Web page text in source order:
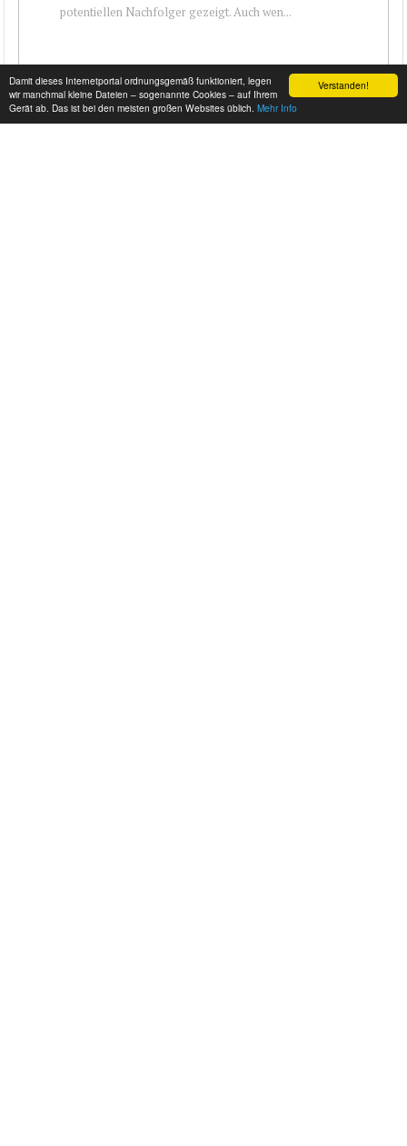
Verstanden!
Damit dieses Internetportal ordnungsgemäß funktioniert, legen
wir manchmal kleine Dateien – sogenannte Cookies – auf Ihrem
Gerät ab. Das ist bei den meisten großen Websites üblich. Mehr Info
potentiellen Nachfolger gezeigt. Auch wen...